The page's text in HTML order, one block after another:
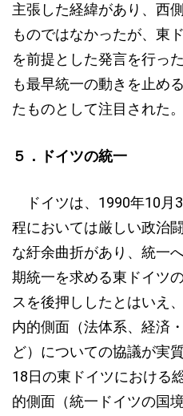
主張した経緯があり、西
ものではなかったが、東
を前提とした発言を行っ
も最早統一の動きを止め
たものとして注目された。
５．ドイツの統一
ドイツは、1990年10月
程においては厳しい政治
な紆余曲折があり、統一
期統一を求める東ドイツ
スを後押ししたとはいえ
内的側面（法体系、経済
ど）についての協議が実
18日の東ドイツにおける
的側面（統一ドイツの国